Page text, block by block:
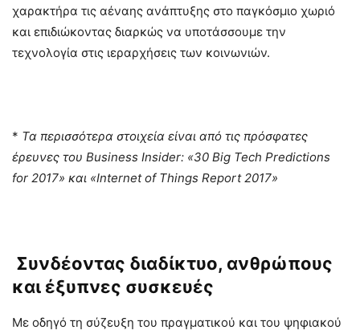
χαρακτήρα τις αέναης ανάπτυξης στο παγκόσμιο χωριό
και επιδιώκοντας διαρκώς να υποτάσσουμε την
τεχνολογία στις ιεραρχήσεις των κοινωνιών.
* Τα περισσότερα στοιχεία είναι από τις πρόσφατες
έρευνες του Business Insider: «30 Big Tech Predictions
for 2017» και «Internet of Things Report 2017»
Συνδέοντας διαδίκτυο, ανθρώπους
και έξυπνες συσκευές
Με οδηγό τη σύζευξη του πραγματικού και του ψηφιακού